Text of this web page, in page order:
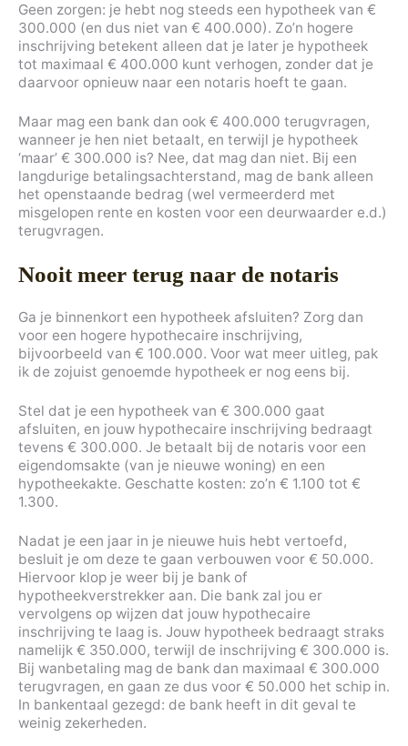
Geen zorgen: je hebt nog steeds een hypotheek van €
300.000 (en dus niet van € 400.000). Zo’n hogere
inschrijving betekent alleen dat je later je hypotheek
tot maximaal € 400.000 kunt verhogen, zonder dat je
daarvoor opnieuw naar een notaris hoeft te gaan.
Maar mag een bank dan ook € 400.000 terugvragen,
wanneer je hen niet betaalt, en terwijl je hypotheek
‘maar’ € 300.000 is? Nee, dat mag dan niet. Bij een
langdurige betalingsachterstand, mag de bank alleen
het openstaande bedrag (wel vermeerderd met
misgelopen rente en kosten voor een deurwaarder e.d.)
terugvragen.
Nooit meer terug naar de notaris
Ga je binnenkort een hypotheek afsluiten? Zorg dan
voor een hogere hypothecaire inschrijving,
bijvoorbeeld van € 100.000. Voor wat meer uitleg, pak
ik de zojuist genoemde hypotheek er nog eens bij.
Stel dat je een hypotheek van € 300.000 gaat
afsluiten, en jouw hypothecaire inschrijving bedraagt
tevens € 300.000. Je betaalt bij de notaris voor een
eigendomsakte (van je nieuwe woning) en een
hypotheekakte. Geschatte kosten: zo’n € 1.100 tot €
1.300.
Nadat je een jaar in je nieuwe huis hebt vertoefd,
besluit je om deze te gaan verbouwen voor € 50.000.
Hiervoor klop je weer bij je bank of
hypotheekverstrekker aan. Die bank zal jou er
vervolgens op wijzen dat jouw hypothecaire
inschrijving te laag is. Jouw hypotheek bedraagt straks
namelijk € 350.000, terwijl de inschrijving € 300.000 is.
Bij wanbetaling mag de bank dan maximaal € 300.000
terugvragen, en gaan ze dus voor € 50.000 het schip in.
In bankentaal gezegd: de bank heeft in dit geval te
weinig zekerheden.